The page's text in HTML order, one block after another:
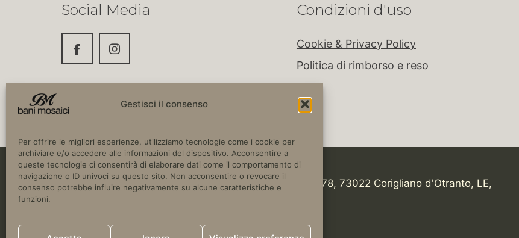
Gestisci il consenso
Per offrire le migliori esperienze, utilizziamo tecnologie come i cookie per
archiviare e/o accedere alle informazioni del dispositivo. Acconsentire a
queste tecnologie ci consentirà di elaborare dati come il comportamento di
navigazione o ID univoci su questo sito. Non acconsentire o revocare il
consenso potrebbe influire negativamente su alcune caratteristiche e
funzioni.
Social Media Condizioni d'uso
Cookie & Privacy Policy
Politica di rimborso e reso
Copyright © 2024 Bani Mosaici. SS16 Adriatica, Km 978, 73022 Corigliano d'Otranto, LE,